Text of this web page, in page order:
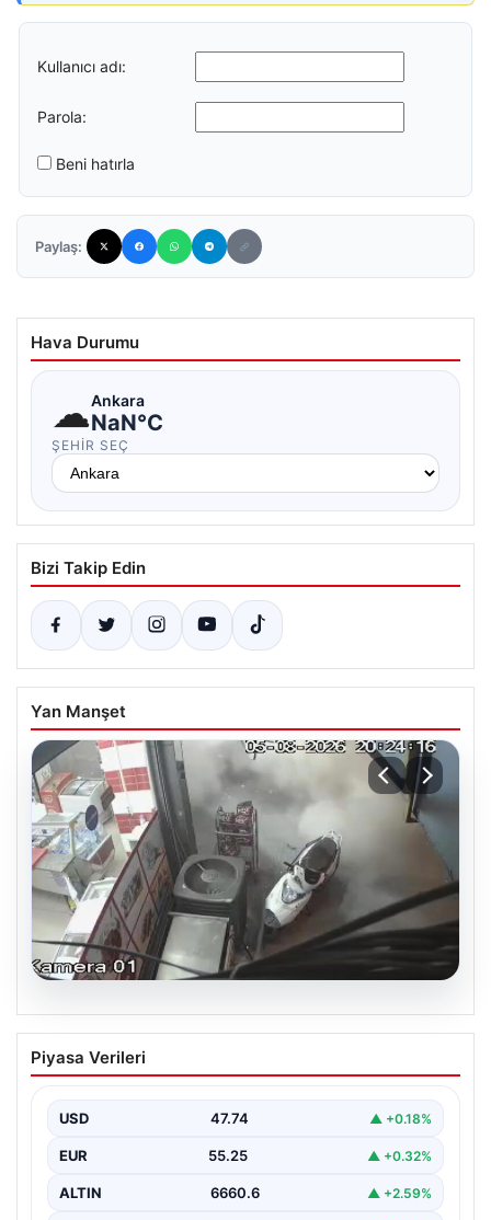
Kullanıcı adı:
Parola:
Beni hatırla
Paylaş:
Hava Durumu
☁Ankara
NaN°C
ŞEHIR SEÇ
Bizi Takip Edin
Yan Manşet
06.08.2026
Bahçelievler’de 4 Katlı Binanın Çökmesi
ve Sonrası Güvenlik Önlemleri
bölge sakinleri ve yetkilileri korkutan anlara sahne oldu.
Piyasa Verileri
USD 47.74 ▲ +0.18%
EUR 55.25 ▲ +0.32%
ALTIN 6660.6 ▲ +2.59%